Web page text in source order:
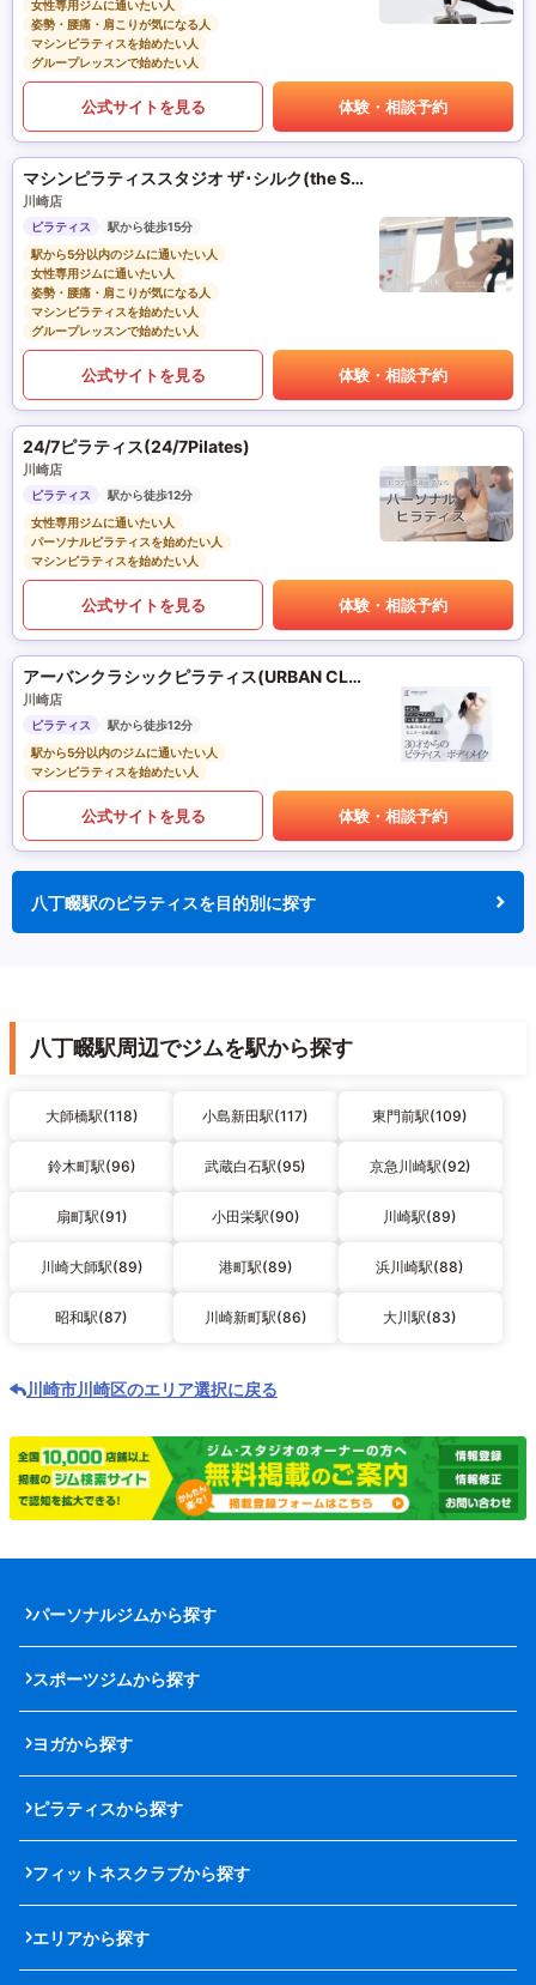
女性専用ジムに通いたい人
姿勢・腰痛・肩こりが気になる人
マシンピラティスを始めたい人
グループレッスンで始めたい人
公式サイトを見る 体験・相談予約
マシンピラティススタジオ ザ･シルク(the SILK)
川崎店
ピラティス
駅から徒歩15分
駅から5分以内のジムに通いたい人
女性専用ジムに通いたい人
姿勢・腰痛・肩こりが気になる人
マシンピラティスを始めたい人
グループレッスンで始めたい人
公式サイトを見る 体験・相談予約
24/7ピラティス(24/7Pilates)
川崎店
ピラティス
駅から徒歩12分
女性専用ジムに通いたい人
パーソナルピラティスを始めたい人
マシンピラティスを始めたい人
公式サイトを見る 体験・相談予約
アーバンクラシックピラティス(URBAN CLASSIC PILATES)
川崎店
ピラティス
駅から徒歩12分
駅から5分以内のジムに通いたい人
マシンピラティスを始めたい人
公式サイトを見る 体験・相談予約
八丁畷駅のピラティスを目的別に探す
八丁畷駅周辺でジムを駅から探す
大師橋駅(118) 小島新田駅(117) 東門前駅(109)
鈴木町駅(96) 武蔵白石駅(95) 京急川崎駅(92)
扇町駅(91) 小田栄駅(90) 川崎駅(89)
川崎大師駅(89) 港町駅(89) 浜川崎駅(88)
昭和駅(87) 川崎新町駅(86) 大川駅(83)
川崎市川崎区のエリア選択に戻る
パーソナルジムから探す
スポーツジムから探す
ヨガから探す
ピラティスから探す
フィットネスクラブから探す
エリアから探す